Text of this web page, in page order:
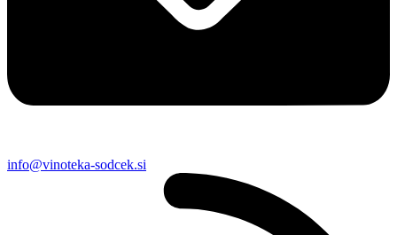
info@vinoteka-sodcek.si